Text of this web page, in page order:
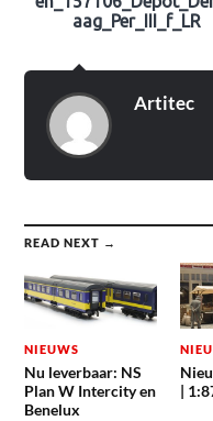
aag_Per_III_f_LR
Artitec
READ NEXT →
NIEUWS
Nu leverbaar: NS
Plan W Intercity en
Benelux
|